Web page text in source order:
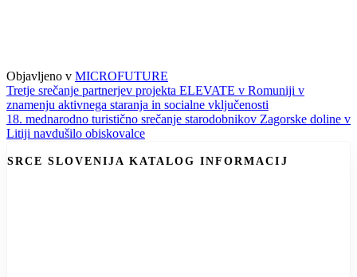
Objavljeno v MICROFUTURE
Navigacija
prispevka
Tretje srečanje partnerjev projekta ELEVATE v Romuniji v
znamenju aktivnega staranja in socialne vključenosti
18. mednarodno turistično srečanje starodobnikov Zagorske doline v
Litiji navdušilo obiskovalce
SRCE SLOVENIJA KATALOG INFORMACIJ